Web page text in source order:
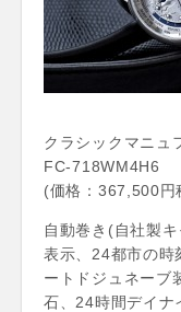
クラシックマニュ
FC-718WM4H6
(価格：367,500円
自動巻き(自社製
表示、24都市の時
ートドジュネーブ
石、24時間デイナ